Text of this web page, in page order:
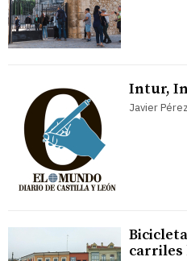
Intur,
Javier
carriles